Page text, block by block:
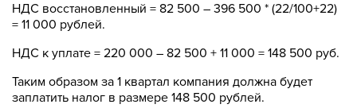
НДС восстановленный = 82 500 – 396 500 * (22/100+22)
= 11 000 рублей.
НДС к уплате = 220 000 – 82 500 + 11 000 = 148 500 руб.
Таким образом за 1 квартал компания должна будет
заплатить налог в размере 148 500 рублей.